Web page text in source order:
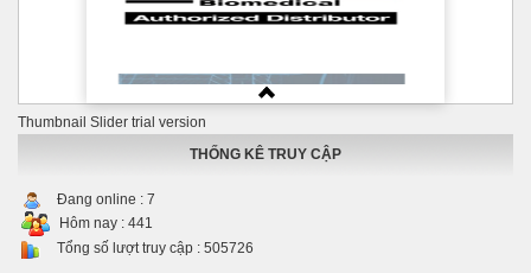
Thumbnail Slider trial version
THỐNG KÊ TRUY CẬP
Đang online : 7
Hôm nay : 441
Tổng số lượt truy cập : 505726